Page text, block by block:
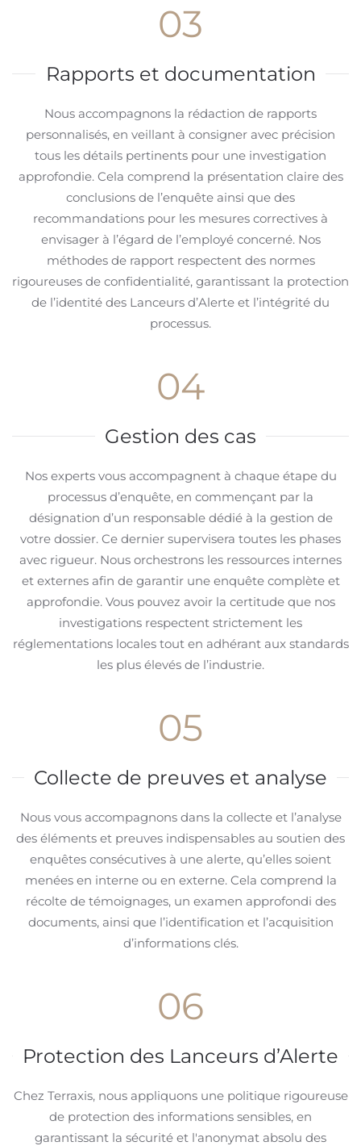
03
Rapports et documentation
Nous accompagnons la rédaction de rapports
personnalisés, en veillant à consigner avec précision
tous les détails pertinents pour une investigation
approfondie. Cela comprend la présentation claire des
conclusions de l’enquête ainsi que des
recommandations pour les mesures correctives à
envisager à l’égard de l’employé concerné. Nos
méthodes de rapport respectent des normes
rigoureuses de confidentialité, garantissant la protection
de l’identité des Lanceurs d’Alerte et l’intégrité du
processus.
04
Gestion des cas
Nos experts vous accompagnent à chaque étape du
processus d’enquête, en commençant par la
désignation d’un responsable dédié à la gestion de
votre dossier. Ce dernier supervisera toutes les phases
avec rigueur. Nous orchestrons les ressources internes
et externes afin de garantir une enquête complète et
approfondie. Vous pouvez avoir la certitude que nos
investigations respectent strictement les
réglementations locales tout en adhérant aux standards
les plus élevés de l’industrie.
05
Collecte de preuves et analyse
Nous vous accompagnons dans la collecte et l’analyse
des éléments et preuves indispensables au soutien des
enquêtes consécutives à une alerte, qu’elles soient
menées en interne ou en externe. Cela comprend la
récolte de témoignages, un examen approfondi des
documents, ainsi que l’identification et l’acquisition
d’informations clés.
06
Protection des Lanceurs d’Alerte
Chez Terraxis, nous appliquons une politique rigoureuse
de protection des informations sensibles, en
garantissant la sécurité et l'anonymat absolu des